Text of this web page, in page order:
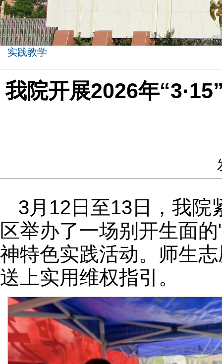
实践教学
我院开展2026年
3月12日至13日，我院
区举办了一场别开生面
神特色实践活动。师生
送上实用维权指引。